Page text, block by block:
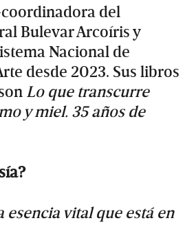
del
Bulevar Arcoíris y
Nacional de
desde 2023. Sus libros
Lo que transcurre
y miel. 35 años de
esencia vital que está en